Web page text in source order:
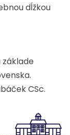
dĺžkou
CSc.